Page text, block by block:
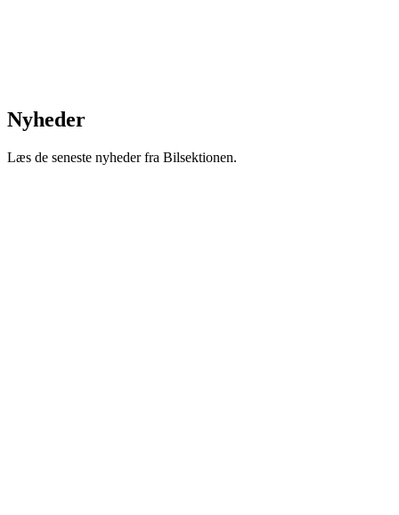
Nyheder
Læs de seneste nyheder fra Bilsektionen.